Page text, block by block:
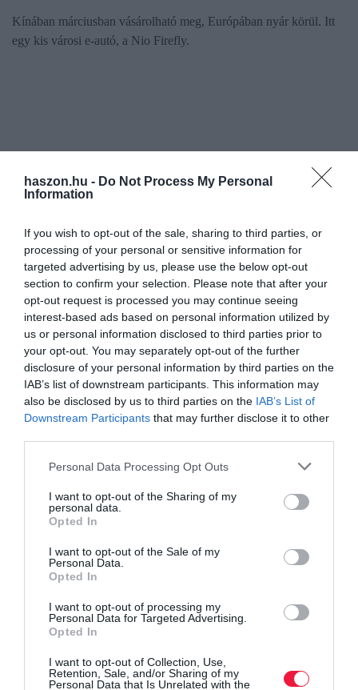
haszon.hu - Do Not Process My Personal
Information
If you wish to opt-out of the sale, sharing to third parties, or
processing of your personal or sensitive information for
targeted advertising by us, please use the below opt-out
section to confirm your selection. Please note that after your
opt-out request is processed you may continue seeing
interest-based ads based on personal information utilized by
us or personal information disclosed to third parties prior to
your opt-out. You may separately opt-out of the further
disclosure of your personal information by third parties on the
IAB’s list of downstream participants. This information may
also be disclosed by us to third parties on the IAB’s List of
Downstream Participants that may further disclose it to other
Please note that this website/app uses one or more Google
not limited to your visit or usage behaviour. You may click to
grant or deny consent to Google and its third-party tags to
use your data for below specified purposes in below Google
consent section.
Personal Data Processing Opt Outs
I want to opt-out of the Sharing of my
personal data.
Opted In
I want to opt-out of the Sale of my
Personal Data.
Opted In
I want to opt-out of processing my
Personal Data for Targeted Advertising.
Opted In
I want to opt-out of Collection, Use,
Retention, Sale, and/or Sharing of my
Personal Data that Is Unrelated with the
Kínában márciusban vásárolható meg, Európában nyár körül. Itt
egy kis városi e-autó, a Nio Firefly.
Érkezik a Smart és a Mini versenytársa, a Nio
Firefly
A kínai Nio új elektromos mini autója, a Firefly hamarosan
megérkezik Európába. Bár a szigorított uniós vámok késleltetik a
különleges…